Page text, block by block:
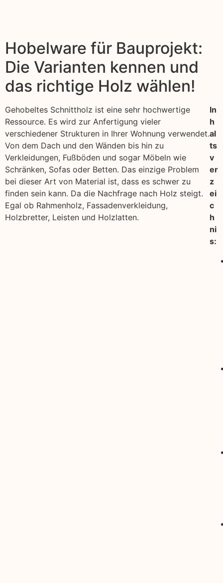
Hobelware für Bauprojekt:
Die Varianten kennen und
das richtige Holz wählen!
Gehobeltes Schnittholz ist eine sehr hochwertige
Ressource. Es wird zur Anfertigung vieler
verschiedener Strukturen in Ihrer Wohnung verwendet.
Von dem Dach und den Wänden bis hin zu
Verkleidungen, Fußböden und sogar Möbeln wie
Schränken, Sofas oder Betten. Das einzige Problem
bei dieser Art von Material ist, dass es schwer zu
finden sein kann. Da die Nachfrage nach Holz steigt.
Egal ob Rahmenholz, Fassadenverkleidung,
Holzbretter, Leisten und Holzlatten.
In
h
al
ts
v
er
z
ei
c
h
ni
s: